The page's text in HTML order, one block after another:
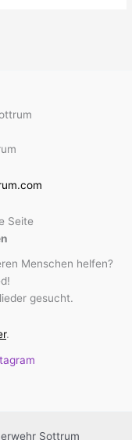
Seite
Menschen helfen?
gesucht.
.
Sottrum